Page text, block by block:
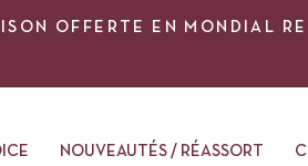
OFFERTE EN MONDIAL
NOUVEAUTÉS / RÉASSORT